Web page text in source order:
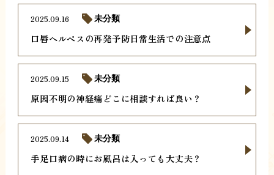
口唇ヘルペスの再発予防日常生活での注意点
2025.09.16 未分類
原因不明の神経痛どこに相談すれば良い？
2025.09.15 未分類
手足口病の時にお風呂は入っても大丈夫？
2025.09.14 未分類